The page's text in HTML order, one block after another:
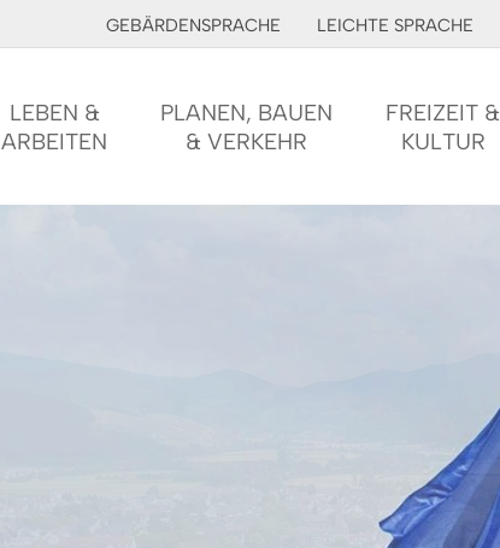
GEBÄRDENSPRACHE LEICHTE SPRACHE
LEBEN &
ARBEITEN
PLANEN, BAUEN
& VERKEHR
FREIZEIT &
KULTUR